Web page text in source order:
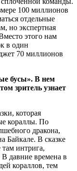
100 миллионов
отдельные
но экспертная
этого нам
в один
70 миллионов
бусы». В нем
зритель узнает
которая
кораллы. По
дракона,
Байкале. В сказке
интрига,
давние времена в
кораллов, тем